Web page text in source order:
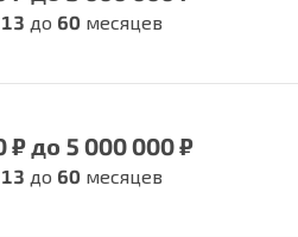
13 до 60месяцев
₽ до 5 000 000 ₽
13 до 60месяцев